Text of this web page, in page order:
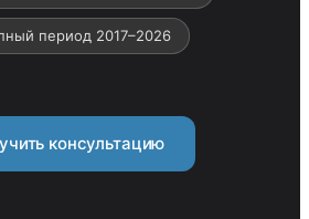
период 2017–2026
консультацию